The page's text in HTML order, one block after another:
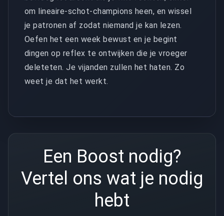
om lineaire-schot-champions heen, en wissel
je patronen af zodat niemand je kan lezen.
Oefen het een week bewust en je begint
dingen op reflex te ontwijken die je vroeger
deleteten. Je vijanden zullen het haten. Zo
weet je dat het werkt.
Een Boost nodig?
Vertel ons wat je nodig
hebt